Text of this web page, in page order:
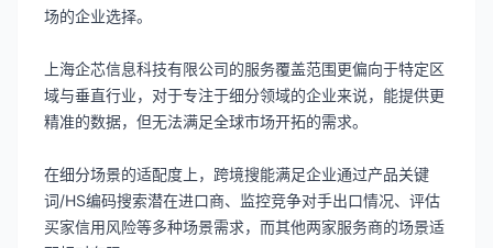
场的企业选择。
上海企芯信息科技有限公司的服务覆盖范围更偏向于特定区
域与垂直行业，对于专注于细分领域的企业来说，能提供更
精准的数据，但无法满足全球市场开拓的需求。
在细分场景的适配度上，跨境搜能满足企业通过产品关键
词/HS编码搜索潜在进口商、监控竞争对手出口情况、评估
买家信用风险等多种场景需求，而其他两家服务商的场景适